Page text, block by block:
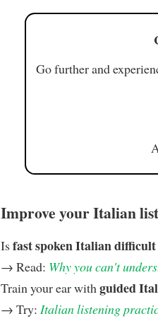
Go further and
Improve your Italian
Isfast spoken Italian
→ Read: Why you can't
Train your ear withguided
→ Try: Italian listening